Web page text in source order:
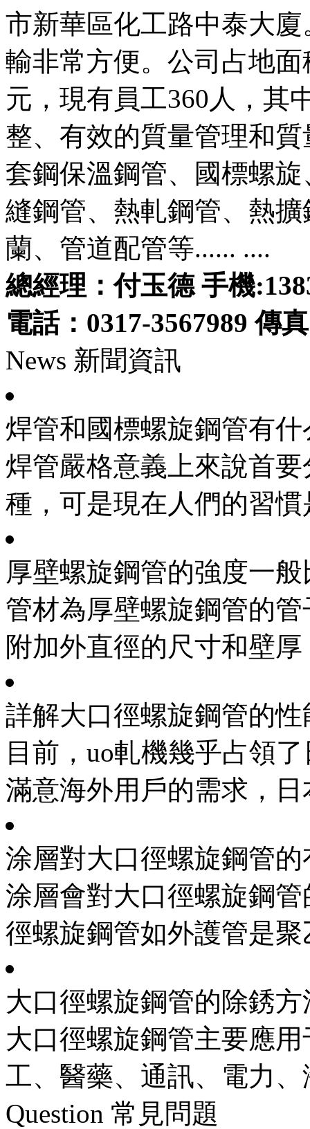
市新華區化工路中泰大
輸非常方便。公司占地
元，現有員工360人，其
整、有效的質量管理和
套鋼保溫鋼管、國標螺
縫鋼管、熱軋鋼管、熱
蘭、管道配管等...... ....
總經理：付玉德 手機
電話：0317-3567989 傳
News 新聞資訊
焊管和國標螺旋鋼管有
焊管嚴格意義上來說首
種，可是現在人們的習慣
厚壁螺旋鋼管的強度一
管材為厚壁螺旋鋼管的
附加外直徑的尺寸和壁厚
詳解大口徑螺旋鋼管的
目前，uo軋機幾乎占領
滿意海外用戶的需求，日
涂層對大口徑螺旋鋼管的
涂層會對大口徑螺旋鋼
徑螺旋鋼管如外護管是聚
大口徑螺旋鋼管的除銹
大口徑螺旋鋼管主要應
工、醫藥、通訊、電力、
Question 常見問題